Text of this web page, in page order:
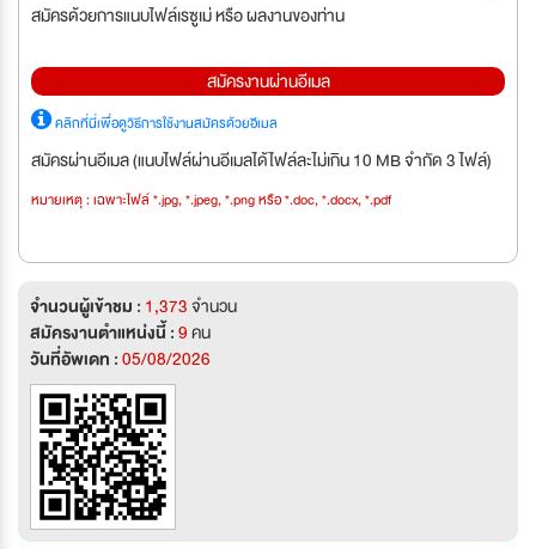
สมัครด้วยการแนบไฟล์เรซูเม่ หรือ ผลงานของท่าน
สมัครงานผ่านอีเมล
คลิกที่นี่เพื่อดูวิธีการใช้งานสมัครด้วยอีเมล
สมัครผ่านอีเมล (แนบไฟล์ผ่านอีเมลได้ไฟล์ละไม่เกิน 10 MB จำกัด 3 ไฟล์)
หมายเหตุ : เฉพาะไฟล์ *.jpg, *.jpeg, *.png หรือ *.doc, *.docx, *.pdf
จำนวนผู้เข้าชม : 1,373จำนวน
สมัครงานตำแหน่งนี้ :9คน
วันที่อัพเดท :05/08/2026